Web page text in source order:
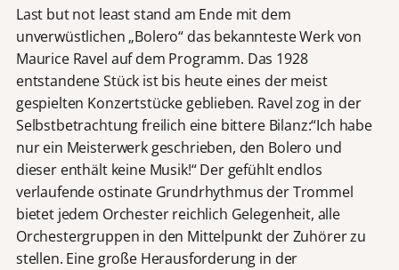
Last but not least stand am Ende mit dem
unverwüstlichen „Bolero“ das bekannteste Werk von
Maurice Ravel auf dem Programm. Das 1928
entstandene Stück ist bis heute eines der meist
gespielten Konzertstücke geblieben. Ravel zog in der
Selbstbetrachtung freilich eine bittere Bilanz:“Ich habe
nur ein Meisterwerk geschrieben, den Bolero und
dieser enthält keine Musik!“ Der gefühlt endlos
verlaufende ostinate Grundrhythmus der Trommel
bietet jedem Orchester reichlich Gelegenheit, alle
Orchestergruppen in den Mittelpunkt der Zuhörer zu
stellen. Eine große Herausforderung in der